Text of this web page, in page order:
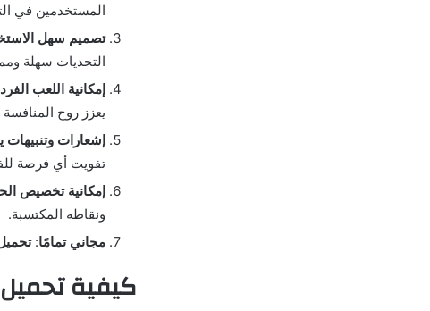
المستخدمين في
تصميم سهل
التحديات سهلة
إمكانية اللعب
يعزز روح المنافسة
إشعارات وتنبيهات
تفويت أي فرصة
إمكانية تخصيص
ونقاطه المكتسبة.
مجاني تمامًا:
كيفية